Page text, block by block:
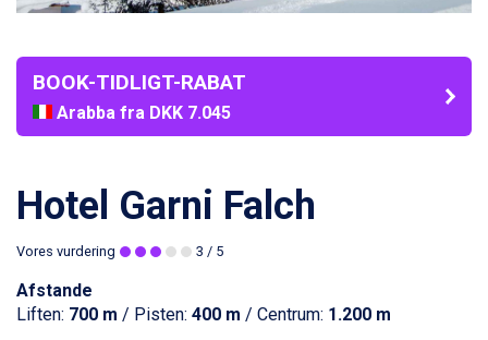
BOOK-TIDLIGT-RABAT
Arabba fra DKK 7.045
La Thuile fra DKK 4.595
Cervinia fra DKK 5.295
Sölden fra DKK 8.445
Passo Tonale fra DKK 3.795
Saalbach fra DKK 5.945
Champoluc fra DKK 3.795
Sestriere fra DKK 4.395
Hotel Garni Falch
Vores vurdering 3 / 5
Afstande
Liften: 700 m / Pisten: 400 m / Centrum: 1.200 m